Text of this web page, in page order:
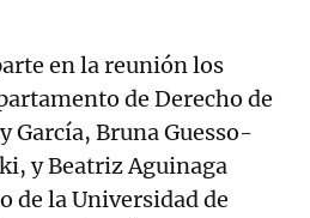
en la reunión los
de Derecho de
García, Bruna Guesso-
y Beatriz Aguinaga
de la Universidad de